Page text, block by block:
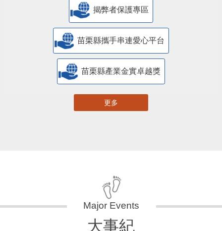
揭弊者保護專區
苗栗縣攜手串連愛心平台
苗栗縣產業金實卓越獎
更多
大事紀